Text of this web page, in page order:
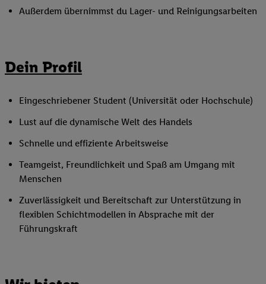
Außerdem übernimmst du Lager- und Reinigungsarbeiten
Dein Profil
Eingeschriebener Student (Universität oder Hochschule)
Lust auf die dynamische Welt des Handels
Schnelle und effiziente Arbeitsweise
Teamgeist, Freundlichkeit und Spaß am Umgang mit
Menschen
Zuverlässigkeit und Bereitschaft zur Unterstützung in
flexiblen Schichtmodellen in Absprache mit der
Führungskraft